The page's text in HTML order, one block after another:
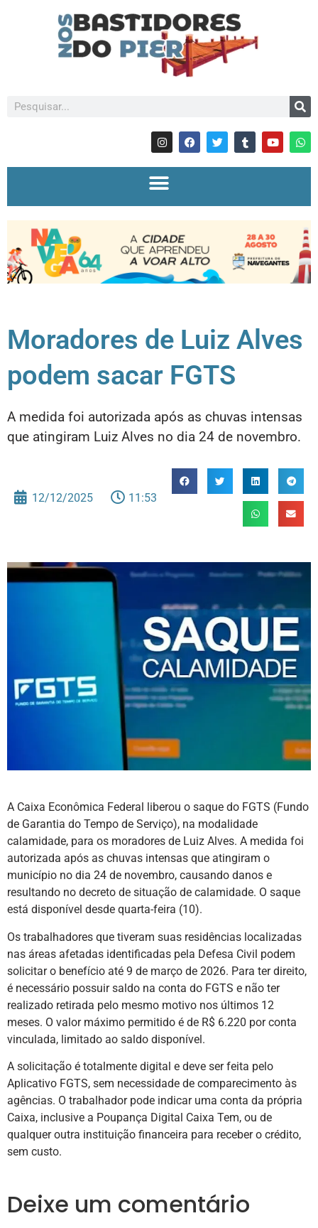
Moradores de Luiz Alves
podem sacar FGTS
A medida foi autorizada após as chuvas intensas
que atingiram Luiz Alves no dia 24 de novembro.
12/12/2025 11:53
A Caixa Econômica Federal liberou o saque do FGTS (Fundo
de Garantia do Tempo de Serviço), na modalidade
calamidade, para os moradores de Luiz Alves. A medida foi
autorizada após as chuvas intensas que atingiram o
município no dia 24 de novembro, causando danos e
resultando no decreto de situação de calamidade. O saque
está disponível desde quarta-feira (10).
Os trabalhadores que tiveram suas residências localizadas
nas áreas afetadas identificadas pela Defesa Civil podem
solicitar o benefício até 9 de março de 2026. Para ter direito,
é necessário possuir saldo na conta do FGTS e não ter
realizado retirada pelo mesmo motivo nos últimos 12
meses. O valor máximo permitido é de R$ 6.220 por conta
vinculada, limitado ao saldo disponível.
A solicitação é totalmente digital e deve ser feita pelo
Aplicativo FGTS, sem necessidade de comparecimento às
agências. O trabalhador pode indicar uma conta da própria
Caixa, inclusive a Poupança Digital Caixa Tem, ou de
qualquer outra instituição financeira para receber o crédito,
sem custo.
Deixe um comentário